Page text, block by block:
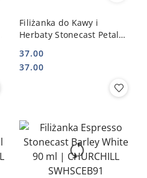
Filiżanka do Kawy i
Herbaty Stonecast Petal
SPPSCB201
Cena:
37.00
Cena:
37.00